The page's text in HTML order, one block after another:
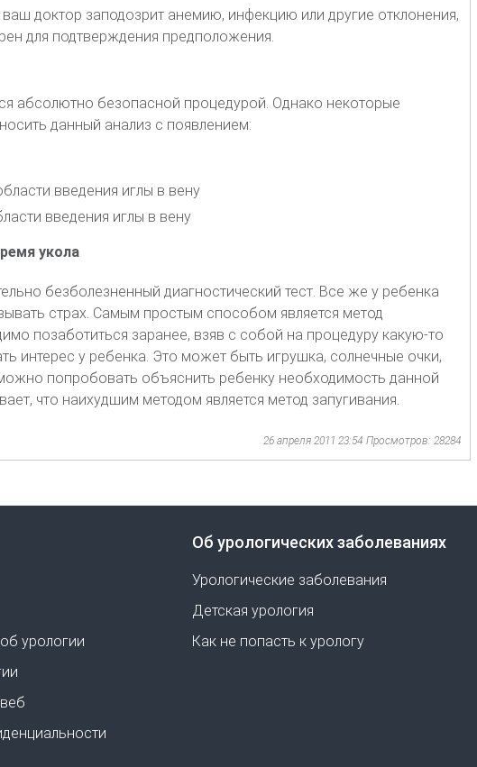
доктор заподозрит анемию, инфекцию или другие отклонения,
для подтверждения предположения.
абсолютно безопасной процедурой. Однако некоторые
данный анализ с появлением:
введения иглы в вену
введения иглы в вену
укола
безболезненный диагностический тест. Все же у ребенка
страх. Самым простым способом является метод
позаботиться заранее, взяв с собой на процедуру какую-то
интерес у ребенка. Это может быть игрушка, солнечные очки,
попробовать объяснить ребенку необходимость данной
что наихудшим методом является метод запугивания.
26 апреля 2011 23:54 Просмотров: 28284
урологии
Об урологических заболеваниях
Урологические заболевания
Детская урология
Как не попасть к урологу